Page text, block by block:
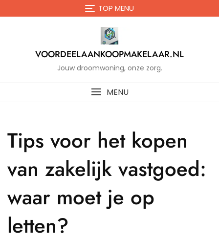
de
TOP MENU
VOORDEELAANKOOPMAKELAAR.NL
Jouw droomwoning, onze zorg.
MENU
Tips voor het kopen
van zakelijk vastgoed:
waar moet je op
letten?